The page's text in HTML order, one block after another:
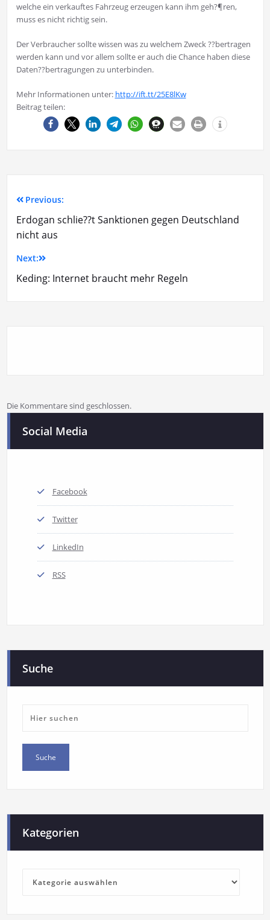
welche ein verkauftes Fahrzeug erzeugen kann ihm geh?¶ren,
muss es nicht richtig sein.
Der Verbraucher sollte wissen was zu welchem Zweck ??bertragen
werden kann und vor allem sollte er auch die Chance haben diese
Daten??bertragungen zu unterbinden.
Mehr Informationen unter: http://ift.tt/25E8lKw
Beitrag teilen:
Previous:
Erdogan schlie??t Sanktionen gegen Deutschland
nicht aus
Next:
Keding: Internet braucht mehr Regeln
Die Kommentare sind geschlossen.
Social Media
Facebook
Twitter
LinkedIn
RSS
Suche
Kategorien